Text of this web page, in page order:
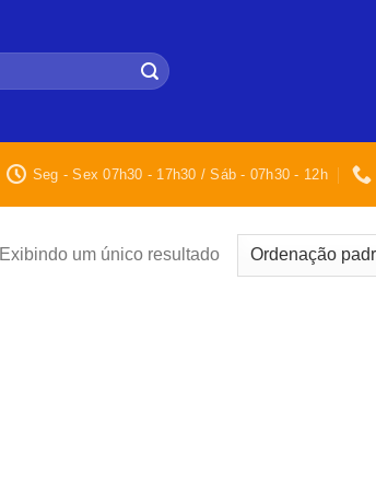
Seg - Sex 07h30 - 17h30 / Sáb - 07h30 - 12h
Exibindo um único resultado